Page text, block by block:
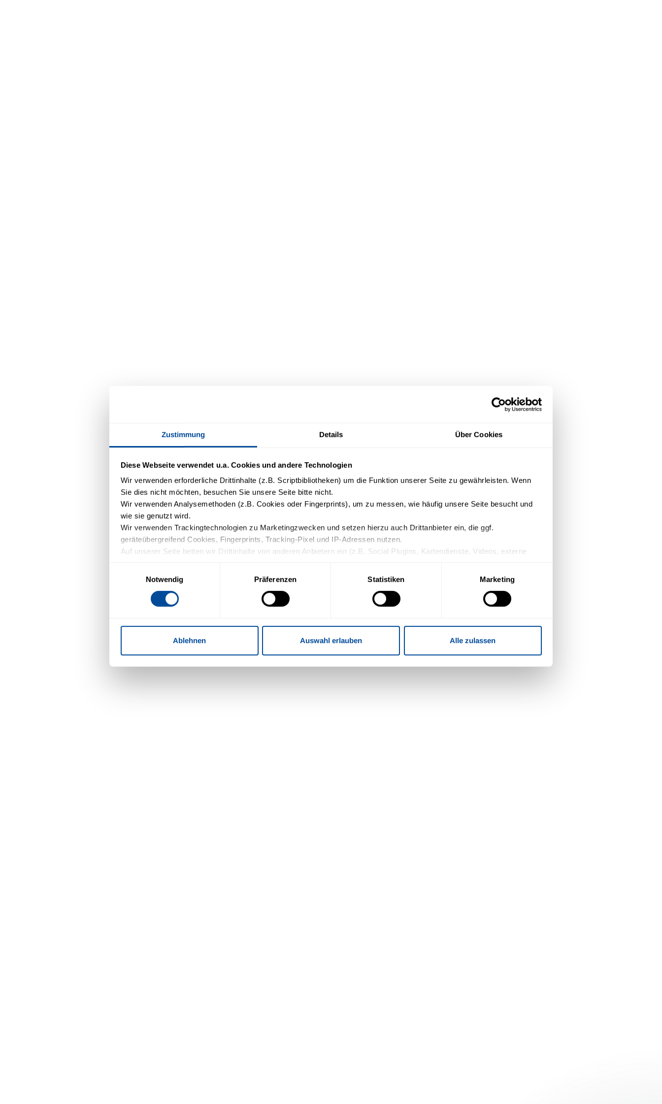
Zustimmung Details Über Cookies
Diese Webseite verwendet u.a. Cookies und andere Technologien
Wir verwenden erforderliche Drittinhalte (z.B. Scriptbibliotheken) um die Funktion unserer Seite zu gewährleisten. Wenn
Sie dies nicht möchten, besuchen Sie unsere Seite bitte nicht.
Wir verwenden Analysemethoden (z.B. Cookies oder Fingerprints), um zu messen, wie häufig unsere Seite besucht und
wie sie genutzt wird.
Wir verwenden Trackingtechnologien zu Marketingzwecken und setzen hierzu auch Drittanbieter ein, die ggf.
geräteübergreifend Cookies, Fingerprints, Tracking-Pixel und IP-Adressen nutzen.
Auf unserer Seite betten wir Drittinhalte von anderen Anbietern ein (z.B. Social Plugins, Kartendienste, Videos, externe
Einfluss.
Zukunft widerrufen. Mehr Informationen finden Sie in unserer Datenschutzerklärung.
Notwendig
Präferenzen Statistiken Marketing
Ablehnen Auswahl erlauben Alle zulassen